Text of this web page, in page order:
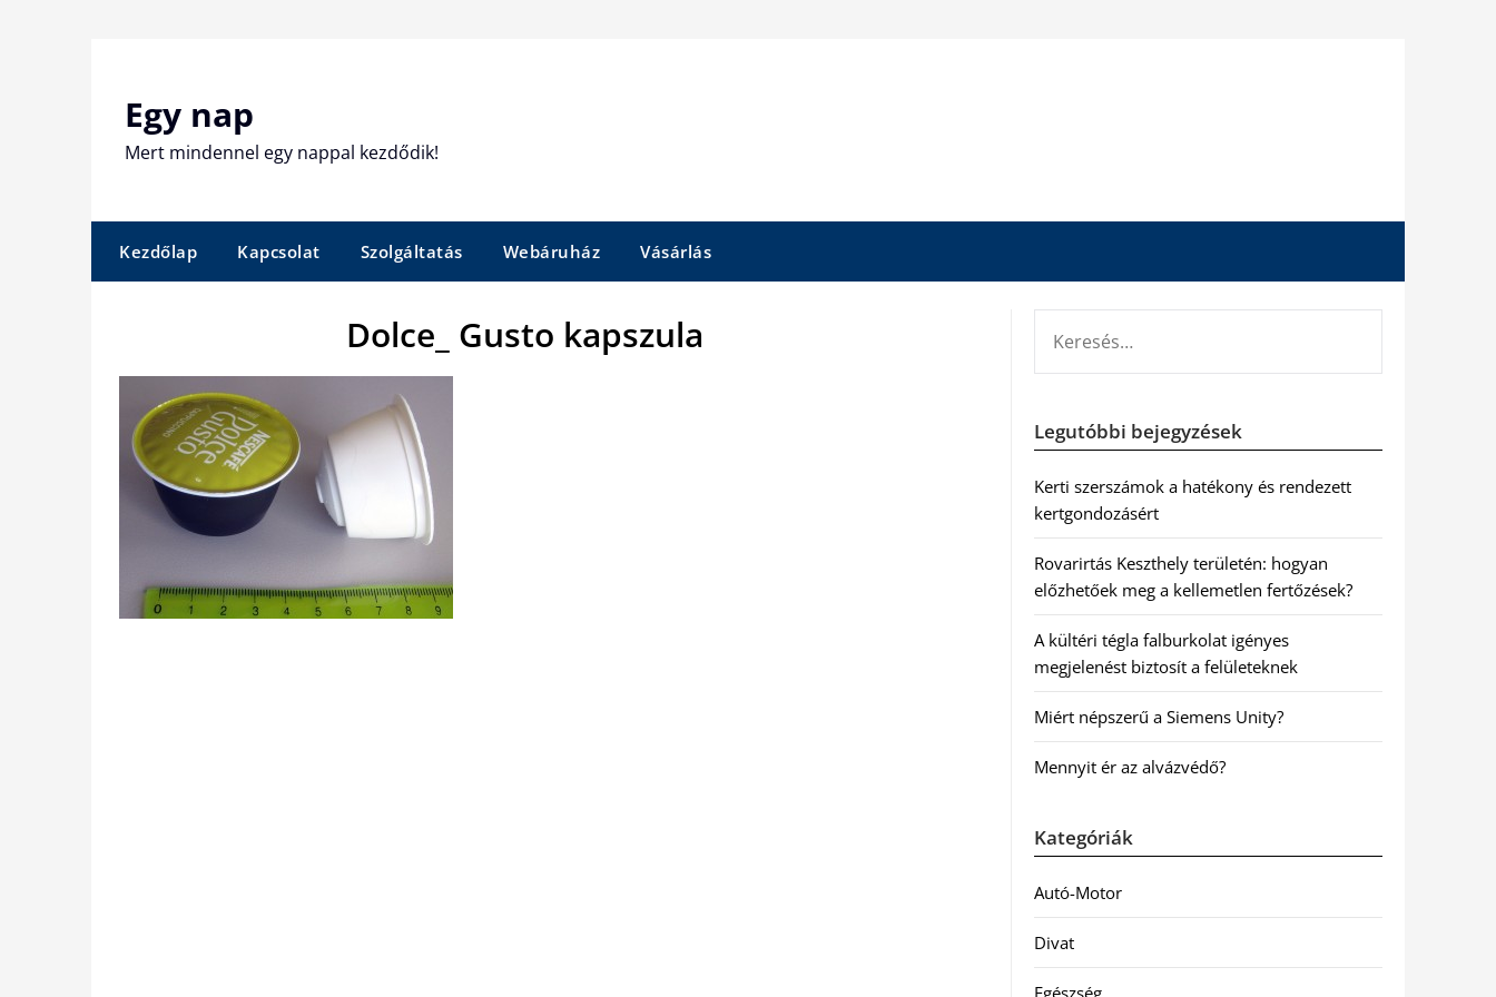
Egy nap
Mert mindennel egy nappal kezdődik!
Kezdőlap Kapcsolat Szolgáltatás Webáruház Vásárlás
Dolce_ Gusto kapszula
Legutóbbi bejegyzések
Kerti szerszámok a hatékony és rendezett
kertgondozásért
Rovarirtás Keszthely területén: hogyan
előzhetőek meg a kellemetlen fertőzések?
A kültéri tégla falburkolat igényes
megjelenést biztosít a felületeknek
Miért népszerű a Siemens Unity?
Mennyit ér az alvázvédő?
Kategóriák
Autó-Motor
Divat
Egészség